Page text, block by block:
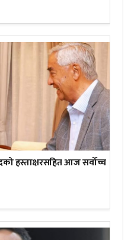
हस्ताक्षरसहित आज सर्वोच्च